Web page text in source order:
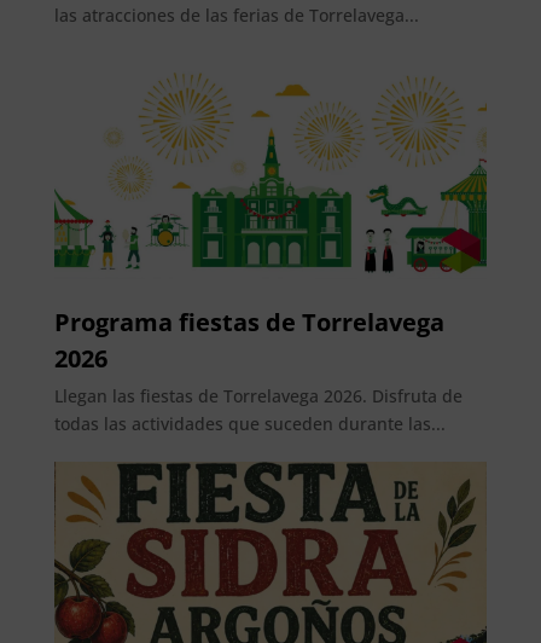
las atracciones de las ferias de Torrelavega...
Programa fiestas de Torrelavega
2026
Llegan las fiestas de Torrelavega 2026. Disfruta de
todas las actividades que suceden durante las...